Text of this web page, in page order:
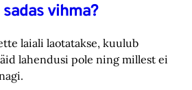
vihma?
laiali laotatakse, kuulub
lahendusi pole ning millest ei